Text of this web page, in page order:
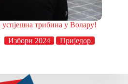
успјешна трибина у Волару!
Избори 2024 Приједор